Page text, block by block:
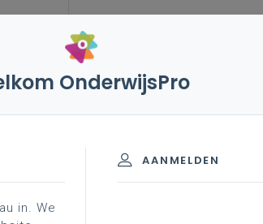
OnderwijsPro
AANMELDEN
in. We